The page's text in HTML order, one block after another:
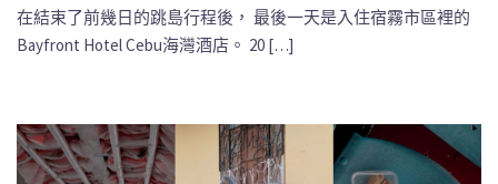
在結束了前幾日的跳島行程後， 最後一天是入住宿霧市區裡的
Bayfront Hotel Cebu海灣酒店。 20 […]